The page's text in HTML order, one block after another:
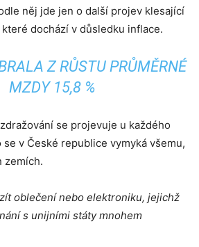
něj jde jen o další projev klesající
dochází v důsledku inflace.
Z RŮSTU PRŮMĚRNÉ
MZDY 15,8 %
se projevuje u každého
v České republice vymyká všemu,
zemích.
oblečení nebo elektroniku, jejichž
s unijními státy mnohem